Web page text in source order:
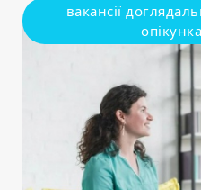
вакансії